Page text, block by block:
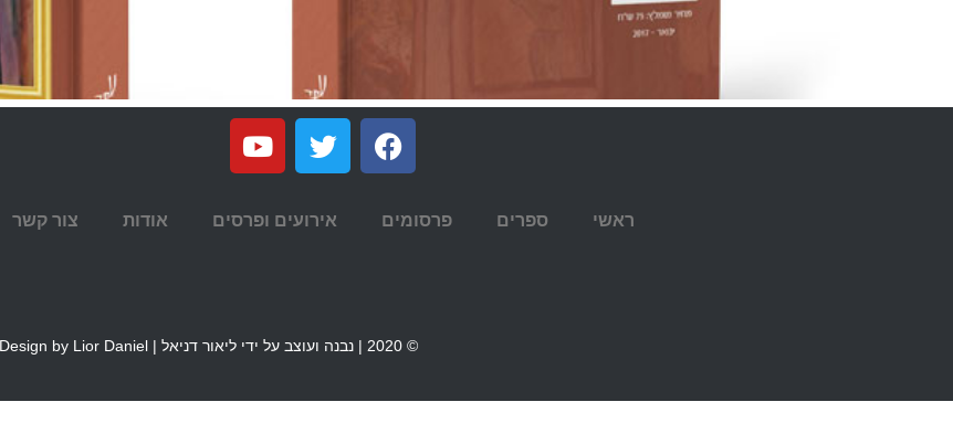
ראשי ספרים פרסומים אירועים ופרסים אודות צור קשר
© 2020 | נבנה ועוצב על ידי ליאור דניאל | Design by Lior Daniel